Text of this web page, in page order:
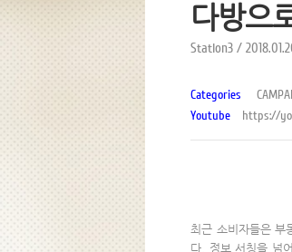
다방으
Station3 /
Categories
Youtube
https://
최근 소비자들은 부
다. 정보 서칭을 넘